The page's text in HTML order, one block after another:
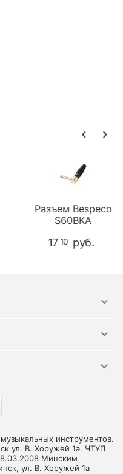
Разъем Bespeco
S60BKA
10 руб.
инструментов.
ул. В. Хоружей 1а. ЧТУП
Минским
ул. В. Хоружей 1а